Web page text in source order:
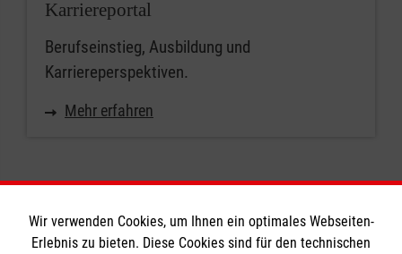
Karriereportal
Berufseinstieg, Ausbildung und
Karriereperspektiven.
Mehr erfahren
Wir verwenden Cookies, um Ihnen ein optimales Webseiten-
Erlebnis zu bieten. Diese Cookies sind für den technischen